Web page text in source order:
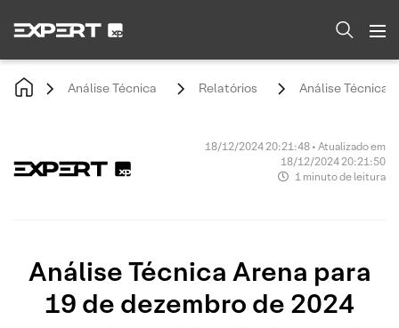
Análise Técnica Relatórios Análise Técnica
18/12/2024 20:21:48 • Atualizado em
18/12/2024 20:21:50
1 minuto de leitura
Análise Técnica Arena para
19 de dezembro de 2024